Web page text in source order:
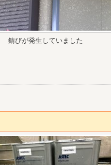
錆びが発生していました